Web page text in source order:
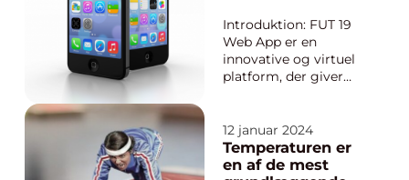
tablet. Med et
overvågningskamera
med ap...
fodboldoplevelse
Introduktion: FUT 19
Web App er en
innovative og virtuel
platform, der giver
fordybe sig i en unik
oplevelse af FIFA
Ultimate Team-spillet.
12 januar 2024
Temperaturen er
en af de mest